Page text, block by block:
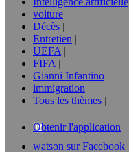
voiture
Décès
Entretien
UEFA
FIFA
Gianni Infantino
immigration
Tous les thèmes
Obtenir l'application
watson sur Facebook